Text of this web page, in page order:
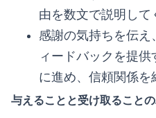
由を数文で説明して
感謝の気持ちを伝え
ィードバックを提
に進め、信頼関係を
与えることと受け取ること